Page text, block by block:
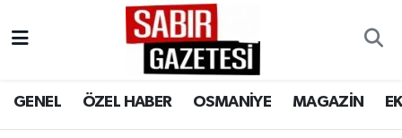
GENEL ÖZEL HABER OSMANİYE MAGAZİN
Osmaniye Nöbetçi Eczaneler